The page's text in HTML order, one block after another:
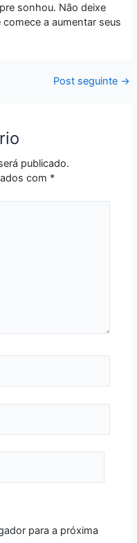
sonhou. Não deixe
a aumentar seus
Post seguinte →
publicado.
com *
para a próxima